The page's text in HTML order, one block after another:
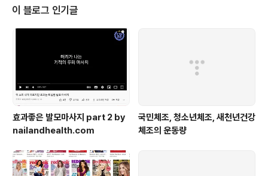
이 블로그 인기글
효과좋은 발모마사지 part 2 by
nailandhealth.com
국민체조, 청소년체조, 새천년건강
체조의 운동량